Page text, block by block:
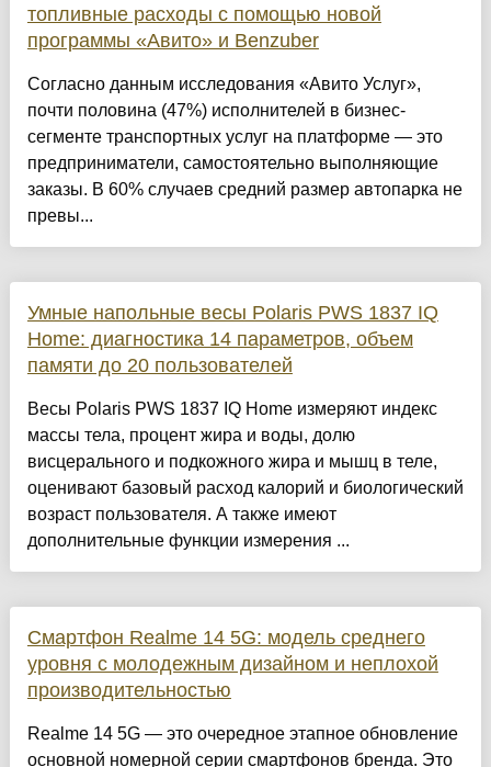
топливные расходы с помощью новой
программы «Авито» и Benzuber
Согласно данным исследования «Авито Услуг»,
почти половина (47%) исполнителей в бизнес-
сегменте транспортных услуг на платформе — это
предприниматели, самостоятельно выполняющие
заказы. В 60% случаев средний размер автопарка не
превы...
Умные напольные весы Polaris PWS 1837 IQ
Home: диагностика 14 параметров, объем
памяти до 20 пользователей
Весы Polaris PWS 1837 IQ Home измеряют индекс
массы тела, процент жира и воды, долю
висцерального и подкожного жира и мышц в теле,
оценивают базовый расход калорий и биологический
возраст пользователя. А также имеют
дополнительные функции измерения ...
Смартфон Realme 14 5G: модель среднего
уровня с молодежным дизайном и неплохой
производительностью
Realme 14 5G — это очередное этапное обновление
основной номерной серии смартфонов бренда. Это